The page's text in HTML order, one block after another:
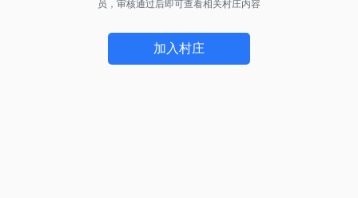
员，审核通过后即可查看相关村庄内容
加入村庄